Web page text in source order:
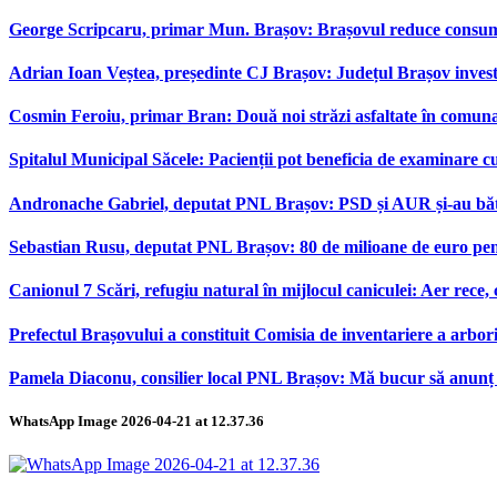
George Scripcaru, primar Mun. Brașov: Brașovul reduce
Adrian Ioan Veștea, președinte CJ Brașov: Județul Brașov
Cosmin Feroiu, primar Bran: Două noi străzi asfaltate în
Spitalul Municipal Săcele: Pacienții pot beneficia de examinare
Andronache Gabriel, deputat PNL Brașov: PSD și AUR și-au
Sebastian Rusu, deputat PNL Brașov: 80 de milioane de euro
Canionul 7 Scări, refugiu natural în mijlocul caniculei: Aer rece,
Prefectul Brașovului a constituit Comisia de inventariere a
Pamela Diaconu, consilier local PNL Brașov: Mă bucur să
WhatsApp Image 2026-04-21 at 12.37.36